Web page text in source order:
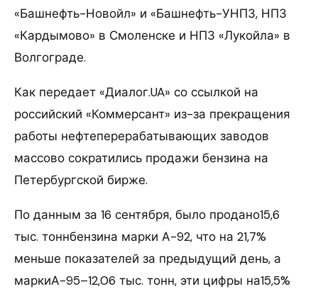
«Башнефть-Новойл» и «Башнефть-УНПЗ, НПЗ
«Кардымово» в Смоленске и НПЗ «Лукойла» в
Волгограде.
Как передает «Диалог.UA» со ссылкой на
российский «Коммерсант» из-за прекращения
работы нефтеперерабатывающих заводов
массово сократились продажи бензина на
Петербургской бирже.
По данным за 16 сентября, было продано15,6
тыс. тоннбензина марки А-92, что на 21,7%
меньше показателей за предыдущий день, а
маркиА-95–12,06 тыс. тонн, эти цифры на15,5%